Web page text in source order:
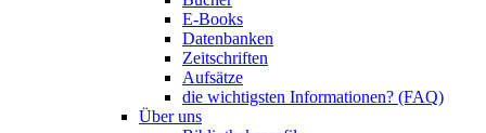
E-Books
Datenbanken
Zeitschriften
Aufsätze
die wichtigsten Informationen? (FAQ)
Über uns